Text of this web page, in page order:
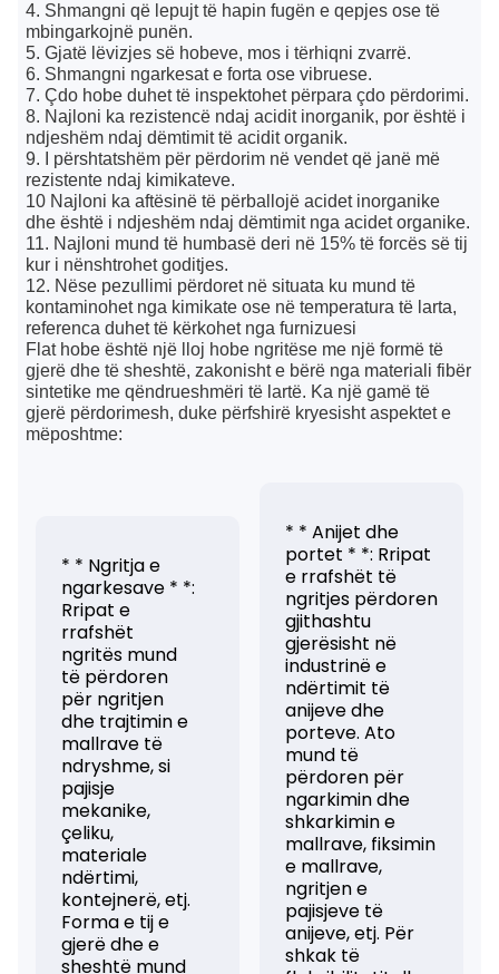
4. Shmangni që lepujt të hapin fugën e qepjes ose të
mbingarkojnë punën.
5. Gjatë lëvizjes së hobeve, mos i tërhiqni zvarrë.
6. Shmangni ngarkesat e forta ose vibruese.
7. Çdo hobe duhet të inspektohet përpara çdo përdorimi.
8. Najloni ka rezistencë ndaj acidit inorganik, por është i
ndjeshëm ndaj dëmtimit të acidit organik.
9. I përshtatshëm për përdorim në vendet që janë më
rezistente ndaj kimikateve.
10 Najloni ka aftësinë të përballojë acidet inorganike
dhe është i ndjeshëm ndaj dëmtimit nga acidet organike.
11. Najloni mund të humbasë deri në 15% të forcës së tij
kur i nënshtrohet goditjes.
12. Nëse pezullimi përdoret në situata ku mund të
kontaminohet nga kimikate ose në temperatura të larta,
referenca duhet të kërkohet nga furnizuesi
Flat hobe është një lloj hobe ngritëse me një formë të
gjerë dhe të sheshtë, zakonisht e bërë nga materiali fibër
sintetike me qëndrueshmëri të lartë. Ka një gamë të
gjerë përdorimesh, duke përfshirë kryesisht aspektet e
mëposhtme:
* * Ngritja e
ngarkesave * *:
Rripat e
rrafshët
ngritës mund
të përdoren
për ngritjen
dhe trajtimin e
mallrave të
ndryshme, si
pajisje
mekanike,
çeliku,
materiale
ndërtimi,
kontejnerë, etj.
Forma e tij e
gjerë dhe e
sheshtë mund
* * Anijet dhe
portet * *: Rripat
e rrafshët të
ngritjes përdoren
gjithashtu
gjerësisht në
industrinë e
ndërtimit të
anijeve dhe
porteve. Ato
mund të
përdoren për
ngarkimin dhe
shkarkimin e
mallrave, fiksimin
e mallrave,
ngritjen e
pajisjeve të
anijeve, etj. Për
shkak të